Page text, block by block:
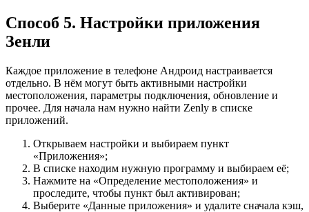
Способ 5. Настройки приложения
Зенли
Каждое приложение в телефоне Андроид настраивается
отдельно. В нём могут быть активными настройки
местоположения, параметры подключения, обновление и
прочее. Для начала нам нужно найти Zenly в списке
приложений.
Открываем настройки и выбираем пункт
«Приложения»;
В списке находим нужную программу и выбираем её;
Нажмите на «Определение местоположения» и
проследите, чтобы пункт был активирован;
Выберите «Данные приложения» и удалите сначала кэш,